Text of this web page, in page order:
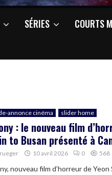
SÉRIES COURTS
annonce cinéma slider home
: le nouveau film
to Busan présenté à
10 avril 2026 0 568
nouveau film d’horreur de